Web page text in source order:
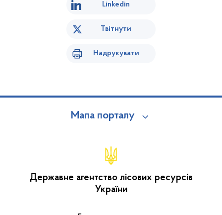
Linkedin
Твітнути
Надрукувати
Мапа порталу
Державне агентство лісових ресурсів
України